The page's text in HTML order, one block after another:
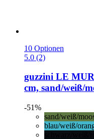
10 Optionen
5.0 (2)
guzzini LE
cm, sand/weiß/
-51%
sand/weiß/
blau/weiß/